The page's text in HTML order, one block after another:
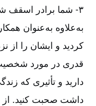
۳-‏‏‏‏ شما برادر اسقف
به‌‌علاوه به‌‌عنوان
کردید و ایشان را
قدری در مورد
دارید و تأثیری که
داشت صحبت کنید. از